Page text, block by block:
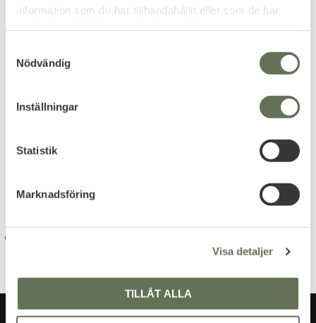
information som du har tillhandahållit eller som de har
l
Nödvändig
Inställningar
Statistik
Marknadsföring
Visa detaljer
TILLÅT ALLA